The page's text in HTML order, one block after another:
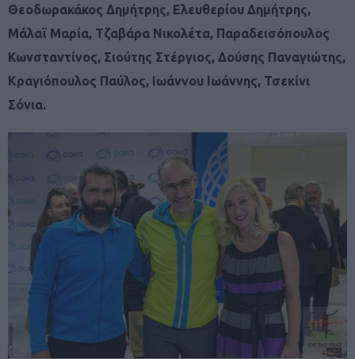
Θεοδωρακάκος Δημήτρης, Ελευθερίου Δημήτρης,
Μάλαϊ Μαρία, Τζαβάρα Νικολέτα, Παραδεισόπουλος
Κωνσταντίνος, Σιούτης Στέργιος, Δούσης Παναγιώτης,
Κραγιόπουλος Παύλος, Ιωάννου Ιωάννης, Τσεκίνι
Σόνια.